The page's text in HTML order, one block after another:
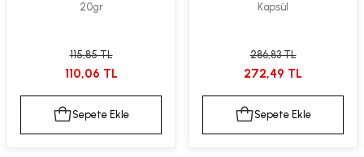
20gr
115,85 TL
110,06 TL
Sepete Ekle
Kapsül
286,83 TL
272,49 TL
Sepete Ekle